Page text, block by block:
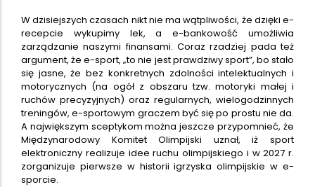
W dzisiejszych czasach nikt nie ma wątpliwości, że dzięki e-
recepcie wykupimy lek, a e-bankowość umożliwia
zarządzanie naszymi finansami. Coraz rzadziej pada też
argument, że e-sport, „to nie jest prawdziwy sport”, bo stało
się jasne, że bez konkretnych zdolności intelektualnych i
motorycznych (na ogół z obszaru tzw. motoryki małej i
ruchów precyzyjnych) oraz regularnych, wielogodzinnych
treningów, e-sportowym graczem być się po prostu nie da.
A największym sceptykom można jeszcze przypomnieć, że
Międzynarodowy Komitet Olimpijski uznał, iż sport
elektroniczny realizuje idee ruchu olimpijskiego i w 2027 r.
zorganizuje pierwsze w historii igrzyska olimpijskie w e-
sporcie.